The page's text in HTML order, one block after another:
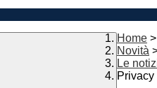
Home >
Novità
Le